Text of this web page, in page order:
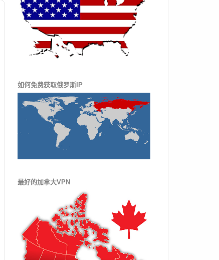
如何免费获取俄罗斯IP
最好的加拿大VPN